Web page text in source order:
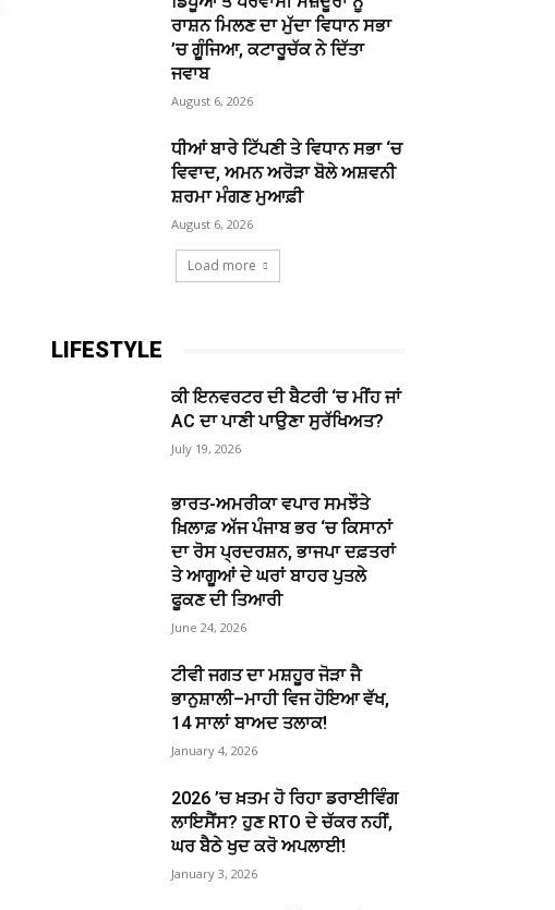
ਰਾਸ਼ਨ ਮਿਲਣ ਦਾ ਮੁੱਦਾ ਵਿਧਾਨ ਸਭਾ
’ਚ ਗੂੰਜਿਆ, ਕਟਾਰੂਚੱਕ ਨੇ ਦਿੱਤਾ
ਜਵਾਬ
August 6, 2026
ਧੀਆਂ ਬਾਰੇ ਟਿੱਪਣੀ ਤੇ ਵਿਧਾਨ ਸਭਾ ‘ਚ
ਵਿਵਾਦ, ਅਮਨ ਅਰੋੜਾ ਬੋਲੇ ਅਸ਼ਵਨੀ
ਸ਼ਰਮਾ ਮੰਗਣ ਮੁਆਫ਼ੀ
August 6, 2026
Load more
LIFESTYLE
ਕੀ ਇਨਵਰਟਰ ਦੀ ਬੈਟਰੀ ‘ਚ ਮੀਂਹ ਜਾਂ
AC ਦਾ ਪਾਣੀ ਪਾਉਣਾ ਸੁਰੱਖਿਅਤ?
July 19, 2026
ਭਾਰਤ-ਅਮਰੀਕਾ ਵਪਾਰ ਸਮਝੌਤੇ
ਖ਼ਿਲਾਫ਼ ਅੱਜ ਪੰਜਾਬ ਭਰ ‘ਚ ਕਿਸਾਨਾਂ
ਦਾ ਰੋਸ ਪ੍ਰਦਰਸ਼ਨ, ਭਾਜਪਾ ਦਫ਼ਤਰਾਂ
ਤੇ ਆਗੂਆਂ ਦੇ ਘਰਾਂ ਬਾਹਰ ਪੁਤਲੇ
ਫੂਕਣ ਦੀ ਤਿਆਰੀ
June 24, 2026
ਟੀਵੀ ਜਗਤ ਦਾ ਮਸ਼ਹੂਰ ਜੋੜਾ ਜੈ
ਭਾਨੁਸ਼ਾਲੀ–ਮਾਹੀ ਵਿਜ ਹੋਇਆ ਵੱਖ,
14 ਸਾਲਾਂ ਬਾਅਦ ਤਲਾਕ!
January 4, 2026
2026 ’ਚ ਖ਼ਤਮ ਹੋ ਰਿਹਾ ਡਰਾਈਵਿੰਗ
ਲਾਇਸੈਂਸ? ਹੁਣ RTO ਦੇ ਚੱਕਰ ਨਹੀਂ,
ਘਰ ਬੈਠੇ ਖੁਦ ਕਰੋ ਅਪਲਾਈ!
January 3, 2026